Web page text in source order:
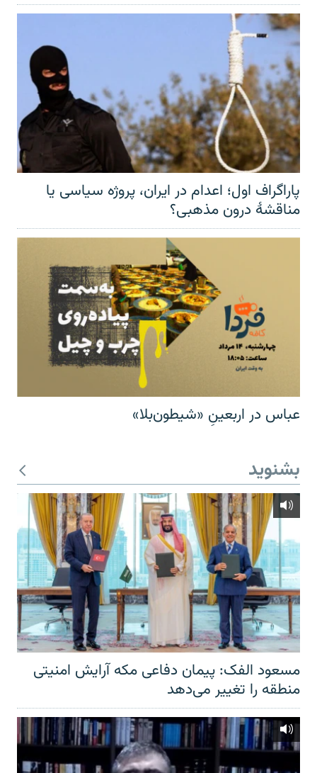
پاراگراف اول؛ اعدام در ایران، پروژه سیاسی یا
مناقشهٔ درون مذهبی؟
عباس در اربعینِ «شیطون‌بلا»
بشنوید
مسعود الفک: پیمان دفاعی مکه آرایش امنیتی
منطقه را تغییر می‌دهد